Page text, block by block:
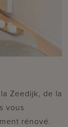
Zeedijk, de la
vous
rénové.